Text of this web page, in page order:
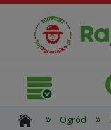
» Ogród »